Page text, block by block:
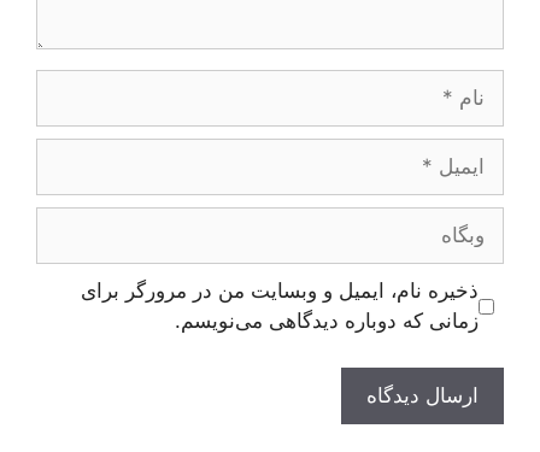
ایمیل
وبگاه
ذخیره نام، ایمیل و وبسایت من در مرورگر برای
زمانی که دوباره دیدگاهی می‌نویسم.